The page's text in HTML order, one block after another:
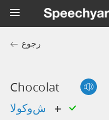
رجوع
Chocolat